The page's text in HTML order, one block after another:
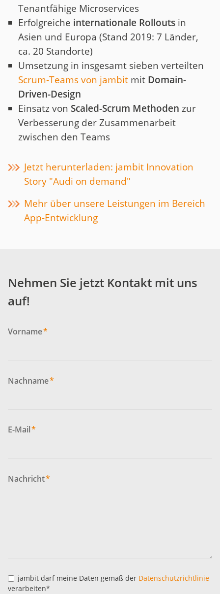
Tenantfähige Microservices
Erfolgreiche internationale Rollouts in
Asien und Europa (Stand 2019: 7 Länder,
ca. 20 Standorte)
Umsetzung in insgesamt sieben verteilten
Scrum-Teams von jambit mit Domain-
Driven-Design
Einsatz von Scaled-Scrum Methoden zur
Verbesserung der Zusammenarbeit
zwischen den Teams
Jetzt herunterladen: jambit Innovation
Story "Audi on demand"
Mehr über unsere Leistungen im Bereich
App-Entwicklung
Nehmen Sie jetzt Kontakt mit uns
auf!
Vorname*
Nachname*
E-Mail*
Nachricht*
jambit darf meine Daten gemäß der Datenschutzrichtlinie
verarbeiten*